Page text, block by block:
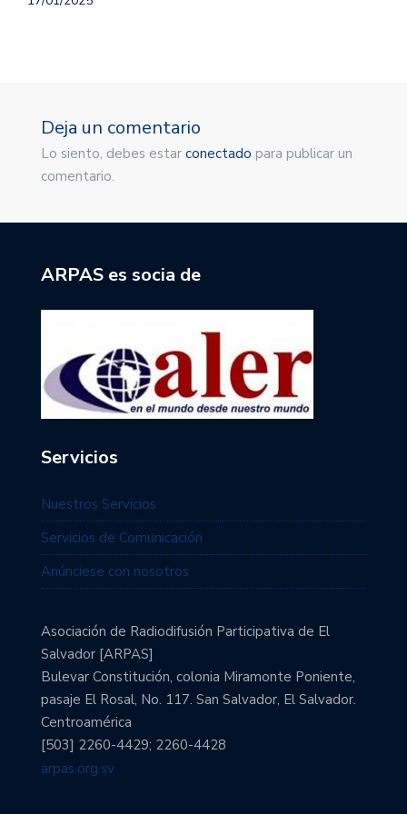
Deja un comentario
Lo siento, debes estar conectado para publicar un
comentario.
ARPAS es socia de
Servicios
Nuestros Servicios
Servicios de Comunicación
Anúnciese con nosotros
Asociación de Radiodifusión Participativa de El
Salvador [ARPAS]
Bulevar Constitución, colonia Miramonte Poniente,
pasaje El Rosal, No. 117. San Salvador, El Salvador.
Centroamérica
[503] 2260-4429; 2260-4428
arpas.org.sv